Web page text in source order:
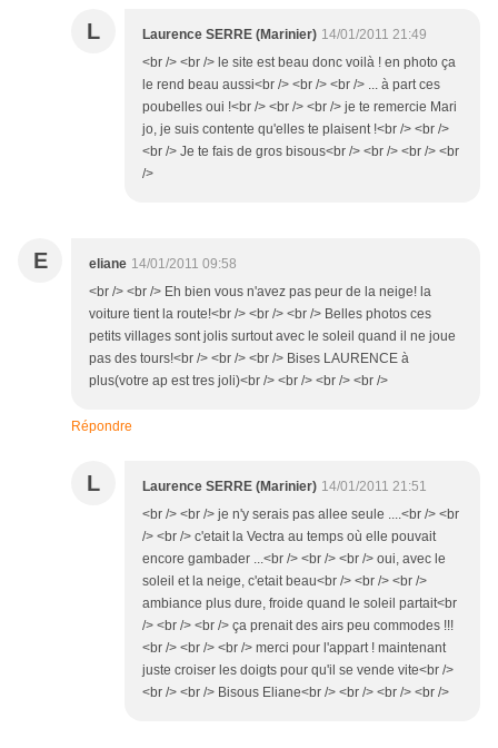
L Laurence SERRE (Marinier) 14/01/2011 21:49
<br /> <br /> le site est beau donc voilà ! en photo ça
le rend beau aussi<br /> <br /> <br /> ... à part ces
poubelles oui !<br /> <br /> <br /> je te remercie Mari
jo, je suis contente qu'elles te plaisent !<br /> <br />
<br /> Je te fais de gros bisous<br /> <br /> <br /> <br
/>
E eliane 14/01/2011 09:58
<br /> <br /> Eh bien vous n'avez pas peur de la neige! la
voiture tient la route!<br /> <br /> <br /> Belles photos ces
petits villages sont jolis surtout avec le soleil quand il ne joue
pas des tours!<br /> <br /> <br /> Bises LAURENCE à
plus(votre ap est tres joli)<br /> <br /> <br /> <br />
Répondre
L Laurence SERRE (Marinier) 14/01/2011 21:51
<br /> <br /> je n'y serais pas allee seule ....<br /> <br
/> <br /> c'etait la Vectra au temps où elle pouvait
encore gambader ...<br /> <br /> <br /> oui, avec le
soleil et la neige, c'etait beau<br /> <br /> <br />
ambiance plus dure, froide quand le soleil partait<br
/> <br /> <br /> ça prenait des airs peu commodes !!!
<br /> <br /> <br /> merci pour l'appart ! maintenant
juste croiser les doigts pour qu'il se vende vite<br />
<br /> <br /> Bisous Eliane<br /> <br /> <br /> <br />